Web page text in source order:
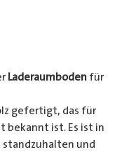
Laderaumbodenfür
gefertigt, das für
bekannt ist. Es ist in
standzuhalten und